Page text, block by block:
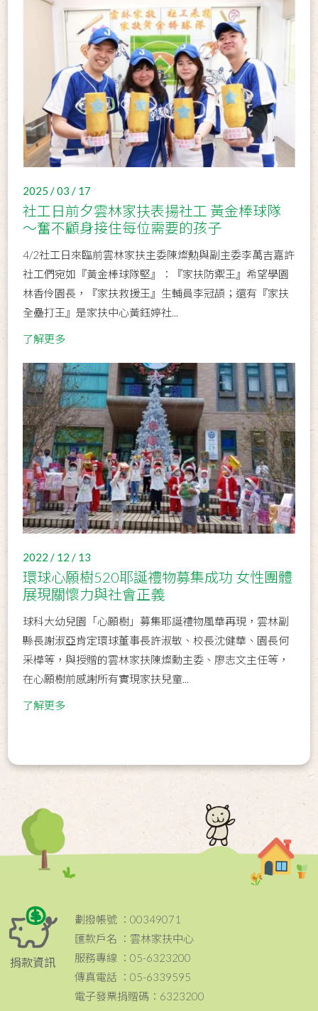
2025 / 03 / 17
社工日前夕雲林家扶表揚社工 黃金棒球隊
～奮不顧身接住每位需要的孩子
4/2社工日來臨前雲林家扶主委陳燦勲與副主委李萬吉嘉許
社工們宛如『黃金棒球隊堅』：『家扶防禦王』希望學園
林香伶園長，『家扶救援王』生輔員李冠頡；還有『家扶
全壘打王』是家扶中心黃鈺婷社...
了解更多
2022 / 12 / 13
環球心願樹520耶誕禮物募集成功 女性團體
展現關懷力與社會正義
球科大幼兒園「心願樹」募集耶誕禮物風華再現，雲林副
縣長謝淑亞肯定環球董事長許淑敏、校長沈健華、園長何
采樺等，與授贈的雲林家扶陳燦勳主委、廖志文主任等，
在心願樹前感謝所有實現家扶兒童...
了解更多
捐款資訊
劃撥帳號 ：00349071
匯款戶名 ：雲林家扶中心
服務專線 ：05-6323200
傳真電話 ：05-6339595
電子發票捐贈碼：6323200